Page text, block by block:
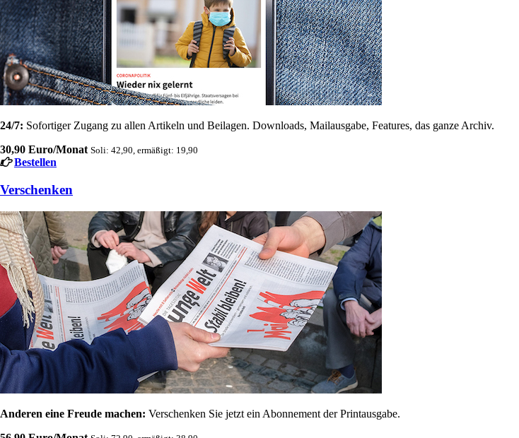
24/7: Sofortiger Zugang zu allen Artikeln und Beilagen. Downloads, Mailausgabe, Features, das ganze Archiv.
30,90 Euro/Monat Soli: 42,90, ermäßigt: 19,90
Bestellen
Verschenken
Anderen eine Freude machen: Verschenken Sie jetzt ein Abonnement der Printausgabe.